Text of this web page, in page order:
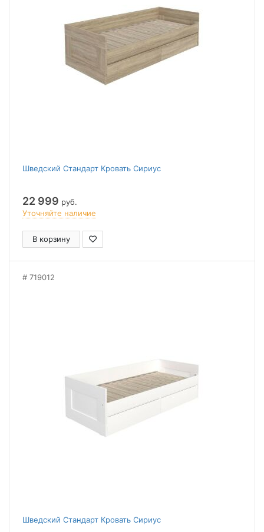
Шведский Стандарт Кровать Сириус
22 999 руб.
Уточняйте наличие
В корзину
719012
Шведский Стандарт Кровать Сириус